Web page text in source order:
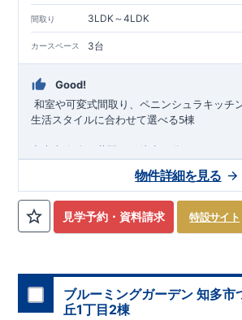
可能です! ご希望のお客様は一度ご連絡くだ
ージに載っていない詳しい内容や、資金計画
等がございましたらお気軽にご連絡下さい。
付中
・現地ご見学予約受付中◎ 平日やお仕
ページに載っていない詳しい内容や、資金計
問等がございましたらお気軽にご連絡下さ
0257 東栄住宅 岡崎営業所​ ​
間取り 3LDK～4LDK
カースペース 3台
Good!
​ ​和室や可変式間取り、ペニンシュラキッチ
生活スタイルに合わせて選べる5棟
中央本線 春日井駅まで徒歩
分
下旬完成予定
近隣の完成物件のご案内可能！まずはお気軽
を！
物件のおすすめポイント
耐震、制震に優れた【ダンパー】採用！
号棟、お子さまの勉強や作業スペースとし
見学予約・資料請求 特設サイト
物件詳細を見る
ブルーミングガーデン 知多市
丘1丁目2棟